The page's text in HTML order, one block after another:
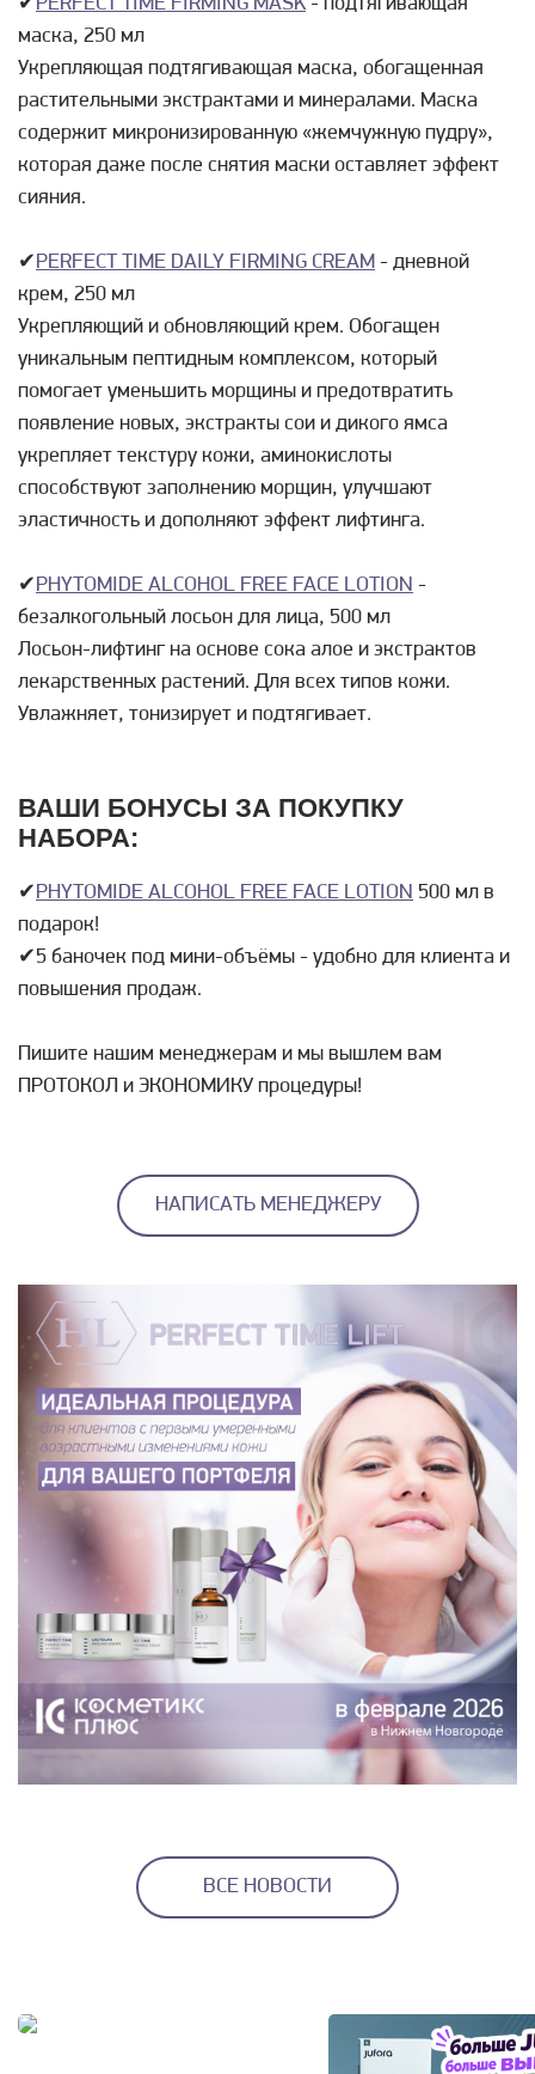
маска, 250 мл
Укрепляющая подтягивающая маска, обогащенная
растительными экстрактами и минералами. Маска
содержит микронизированную «жемчужную пудру»,
которая даже после снятия маски оставляет эффект
сияния.
✔PERFECT TIME DAILY FIRMING CREAM - дневной
крем, 250 мл
Укрепляющий и обновляющий крем. Обогащен
уникальным пептидным комплексом, который
помогает уменьшить морщины и предотвратить
появление новых, экстракты сои и дикого ямса
укрепляет текстуру кожи, аминокислоты
способствуют заполнению морщин, улучшают
эластичность и дополняют эффект лифтинга.
✔PHYTOMIDE ALCOHOL FREE FACE LOTION -
безалкогольный лосьон для лица, 500 мл
Лосьон-лифтинг на основе сока алое и экстрактов
лекарственных растений. Для всех типов кожи.
Увлажняет, тонизирует и подтягивает.
ВАШИ БОНУСЫ ЗА ПОКУПКУ
НАБОРА:
✔PHYTOMIDE ALCOHOL FREE FACE LOTION 500 мл в
подарок!
✔5 баночек под мини-объёмы - удобно для клиента и
повышения продаж.
Пишите нашим менеджерам и мы вышлем вам
ПРОТОКОЛ и ЭКОНОМИКУ процедуры!
НАПИСАТЬ МЕНЕДЖЕРУ
ВСЕ НОВОСТИ